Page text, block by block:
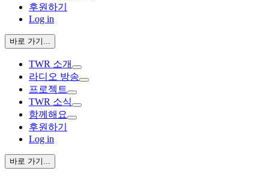
후원하기
Log in
바로 가기...
TWR 소개
라디오 방송
프로젝트
TWR 소식
함께해요
후원하기
Log in
바로 가기...